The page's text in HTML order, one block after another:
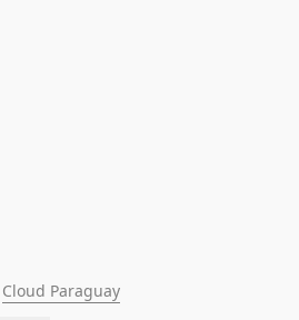
Cloud Paraguay